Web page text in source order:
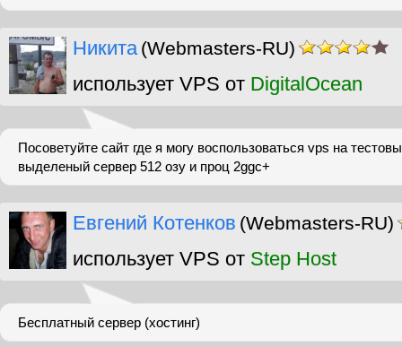
Никита (Webmasters-RU)
использует VPS от DigitalOcean
Посоветуйте сайт где я могу воспользоваться vps на
выделеный сервер 512 озу и проц 2ggc+
Евгений Котенков (Webmasters-RU)
использует VPS от Step Host
Бесплатный сервер (хостинг)